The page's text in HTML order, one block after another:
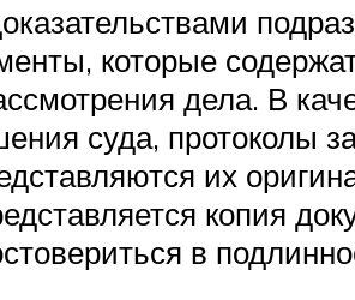
которые
дела. В
суда, протоколы
их
копия
в